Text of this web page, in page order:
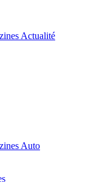
Actualité
Auto